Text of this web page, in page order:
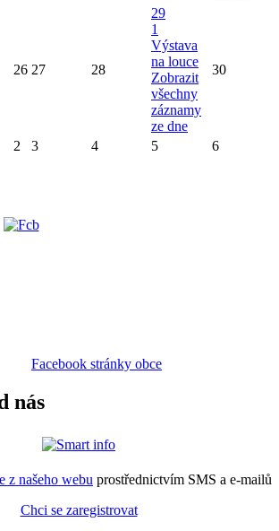
26 27 28
29
1
Výstava
na louce
Zobrazit
všechny
záznamy
ze dne
30
2 3 4 5 6
Facebook stránky obce
nás
z našeho webu prostřednictvím SMS a e-mailů
Chci se zaregistrovat